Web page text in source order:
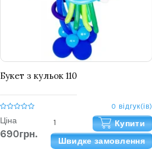
Букет з кульок 110
0 відгук(ів)
Ціна
690грн.
Купити
Швидке замовлення